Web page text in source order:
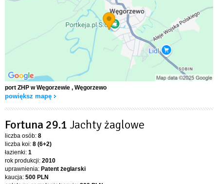
port ZHP w Węgorzewie , Węgorzewo
powiększ mapę
Fortuna 29.1 Jachty żaglowe
liczba osób: 8
liczba koi: 8 (6+2)
łazienki: 1
rok produkcji: 2010
uprawnienia: Patent żeglarski
kaucja: 500 PLN